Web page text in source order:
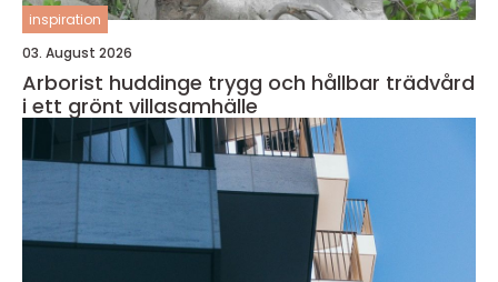
inspiration
03. August 2026
Arborist huddinge trygg och hållbar trädvård
i ett grönt villasamhälle